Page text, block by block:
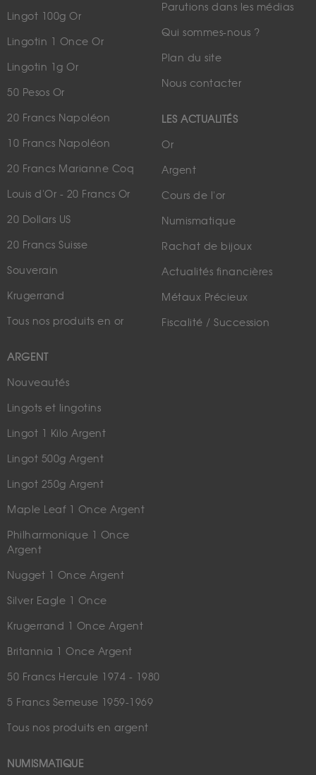
Lingot 100g Or
Lingotin 1 Once Or
Lingotin 1g Or
50 Pesos Or
20 Francs Napoléon
10 Francs Napoléon
20 Francs Marianne Coq
Louis d'Or - 20 Francs Or
20 Dollars US
20 Francs Suisse
Souverain
Krugerrand
Tous nos produits en or
ARGENT
Nouveautés
Lingots et lingotins
Lingot 1 Kilo Argent
Lingot 500g Argent
Lingot 250g Argent
Maple Leaf 1 Once Argent
Philharmonique 1 Once
Argent
Nugget 1 Once Argent
Silver Eagle 1 Once
Krugerrand 1 Once Argent
Britannia 1 Once Argent
50 Francs Hercule 1974 - 1980
5 Francs Semeuse 1959-1969
Tous nos produits en argent
NUMISMATIQUE
Parutions dans les médias
Qui sommes-nous ?
Plan du site
Nous contacter
LES ACTUALITÉS
Or
Argent
Cours de l'or
Numismatique
Rachat de bijoux
Actualités financières
Métaux Précieux
Fiscalité / Succession